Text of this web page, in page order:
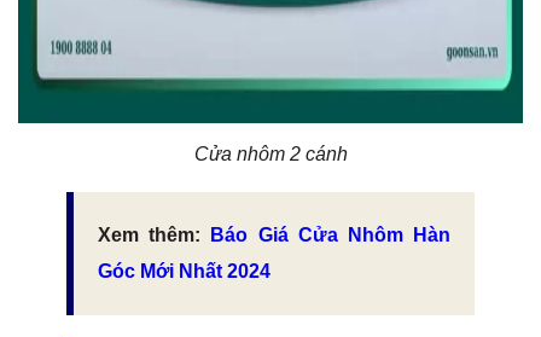
Cửa nhôm 2 cánh
Xem thêm:
Báo Giá Cửa Nhôm Hàn
Góc Mới Nhất 2024